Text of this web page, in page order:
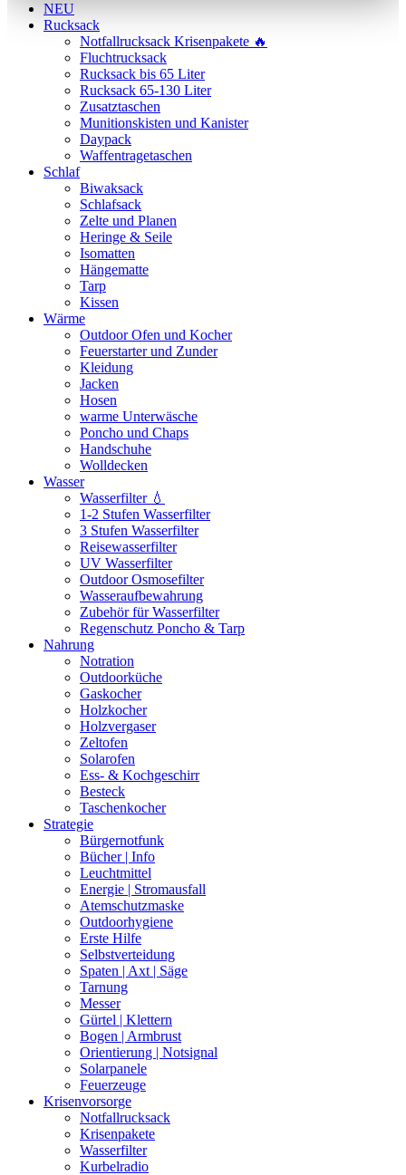
NEU
Rucksack
Notfallrucksack Krisenpakete 🔥
Fluchtrucksack
Rucksack bis 65 Liter
Rucksack 65-130 Liter
Zusatztaschen
Munitionskisten und Kanister
Daypack
Waffentragetaschen
Schlaf
Biwaksack
Schlafsack
Zelte und Planen
Heringe & Seile
Isomatten
Hängematte
Tarp
Kissen
Wärme
Outdoor Ofen und Kocher
Feuerstarter und Zunder
Kleidung
Jacken
Hosen
warme Unterwäsche
Poncho und Chaps
Handschuhe
Wolldecken
Wasser
Wasserfilter 💧
1-2 Stufen Wasserfilter
3 Stufen Wasserfilter
Reisewasserfilter
UV Wasserfilter
Outdoor Osmosefilter
Wasseraufbewahrung
Zubehör für Wasserfilter
Regenschutz Poncho & Tarp
Nahrung
Notration
Outdoorküche
Gaskocher
Holzkocher
Holzvergaser
Zeltofen
Solarofen
Ess- & Kochgeschirr
Besteck
Taschenkocher
Strategie
Bürgernotfunk
Bücher | Info
Leuchtmittel
Energie | Stromausfall
Atemschutzmaske
Outdoorhygiene
Erste Hilfe
Selbstverteidung
Spaten | Axt | Säge
Tarnung
Messer
Gürtel | Klettern
Bogen | Armbrust
Orientierung | Notsignal
Solarpanele
Feuerzeuge
Krisenvorsorge
Notfallrucksack
Krisenpakete
Wasserfilter
Kurbelradio